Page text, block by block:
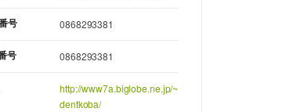
号 0868293381
号 0868293381
http://www7a.biglobe.ne.jp/~
dentkoba/